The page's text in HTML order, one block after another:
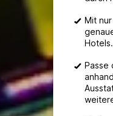
Mit
Hotels.
Passe